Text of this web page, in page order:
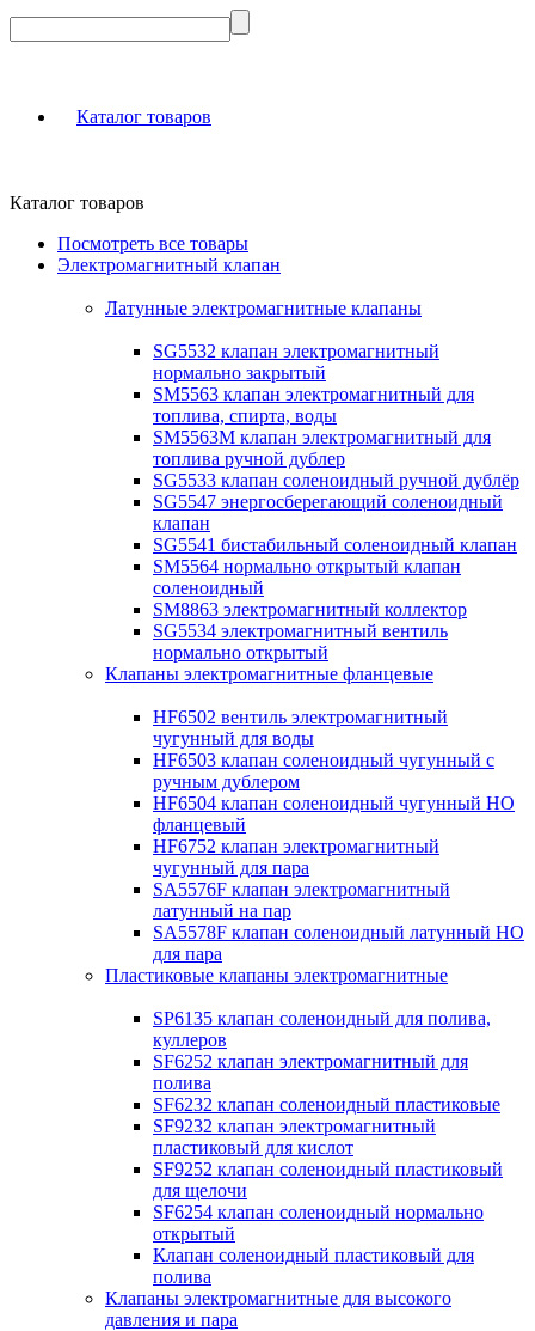
Каталог товаров
Каталог товаров
Посмотреть все товары
Электромагнитный клапан
Латунные электромагнитные клапаны
SG5532 клапан электромагнитный
нормально закрытый
SM5563 клапан электромагнитный для
топлива, спирта, воды
SM5563M клапан электромагнитный для
топлива ручной дублер
SG5533 клапан соленоидный ручной дублёр
SG5547 энергосберегающий соленоидный
клапан
SG5541 бистабильный соленоидный клапан
SM5564 нормально открытый клапан
соленоидный
SM8863 электромагнитный коллектор
SG5534 электромагнитный вентиль
нормально открытый
Клапаны электромагнитные фланцевые
HF6502 вентиль электромагнитный
чугунный для воды
HF6503 клапан соленоидный чугунный с
ручным дублером
HF6504 клапан соленоидный чугунный НО
фланцевый
HF6752 клапан электромагнитный
чугунный для пара
SA5576F клапан электромагнитный
латунный на пар
SA5578F клапан соленоидный латунный НО
для пара
Пластиковые клапаны электромагнитные
SP6135 клапан соленоидный для полива,
куллеров
SF6252 клапан электромагнитный для
полива
SF6232 клапан соленоидный пластиковые
SF9232 клапан электромагнитный
пластиковый для кислот
SF9252 клапан соленоидный пластиковый
для щелочи
SF6254 клапан соленоидный нормально
открытый
Клапан соленоидный пластиковый для
полива
Клапаны электромагнитные для высокого
давления и пара